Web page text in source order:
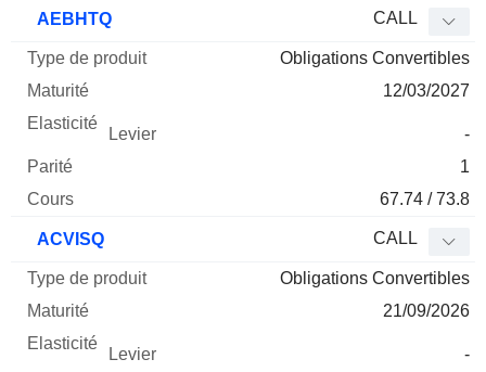
AEBHTQ CALL
Obligations Convertibles
12/03/2027
-
1
67.74 / 73.8
ACVISQ CALL
Obligations Convertibles
21/09/2026
-